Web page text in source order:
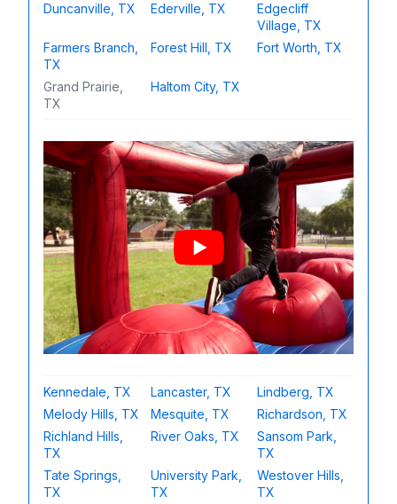
Duncanville, TX Ederville, TX
Edgecliff
Village, TX
Farmers Branch,
TX
Forest Hill, TX Fort Worth, TX
Grand Prairie,
TX
Haltom City, TX
Kennedale, TX Lancaster, TX
Lindberg, TX
Melody Hills, TX
Mesquite, TX
Richardson, TX
Richland Hills,
TX
River Oaks, TX
Sansom Park,
TX
Tate Springs,
TX
University Park,
TX
Westover Hills,
TX